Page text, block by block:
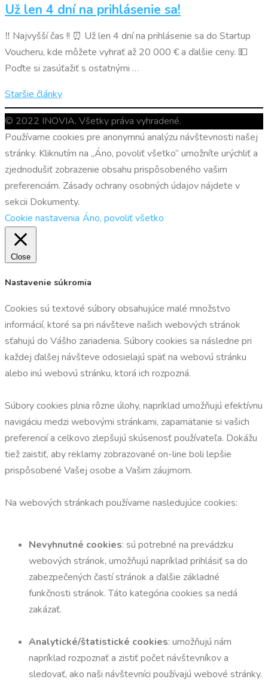
Už len 4 dní na prihlásenie sa!
‼ Najvyšší čas !! ⏰ Už len 4 dní na prihlásenie sa do Startup
Voucheru, kde môžete vyhrať až 20 000 € a ďalšie ceny. 💵
Poďte si zasúťažiť s ostatnými …
Navigácia
v
článkoch
Staršie články
© 2022 INOVIA. Všetky práva vyhradené.
Používame cookies pre anonymnú analýzu návštevnosti našej
stránky. Kliknutím na „Áno, povoliť všetko“ umožníte urýchliť a
zjednodušiť zobrazenie obsahu prispôsobeného vašim
preferenciám. Zásady ochrany osobných údajov nájdete v
sekcii Dokumenty.
Cookie nastavenia Áno, povoliť všetko
Close
Nastavenie súkromia
Cookies sú textové súbory obsahujúce malé množstvo
informácií, ktoré sa pri návšteve našich webových stránok
sťahujú do Vášho zariadenia. Súbory cookies sa následne pri
každej ďalšej návšteve odosielajú späť na webovú stránku
alebo inú webovú stránku, ktorá ich rozpozná.
Súbory cookies plnia rôzne úlohy, napríklad umožňujú efektívnu
navigáciu medzi webovými stránkami, zapamätanie si vašich
preferencií a celkovo zlepšujú skúsenosť používateľa. Dokážu
tiež zaistiť, aby reklamy zobrazované on-line boli lepšie
prispôsobené Vašej osobe a Vašim záujmom.
Na webových stránkach používame nasledujúce cookies:
Nevyhnutné cookies: sú potrebné na prevádzku
webových stránok, umožňujú napríklad prihlásiť sa do
zabezpečených častí stránok a ďalšie základné
funkčnosti stránok. Táto kategória cookies sa nedá
zakázať.
Analytické/štatistické cookies: umožňujú nám
napríklad rozpoznať a zistiť počet návštevníkov a
sledovať, ako naši návštevníci používajú webové stránky.